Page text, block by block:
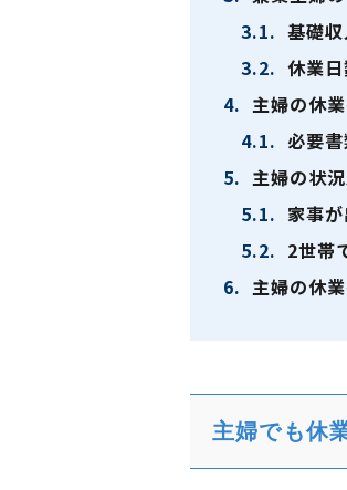
3.1. 基礎
3.2. 休業
4. 主婦の休
4.1. 必要
5. 主婦の状
5.1. 家事
5.2. 2世帯
6. 主婦の休
主婦でも休